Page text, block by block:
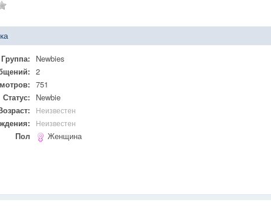
Группа: Newbies
2
751
Статус: Newbie
Неизвестен
Неизвестен
Пол Женщина